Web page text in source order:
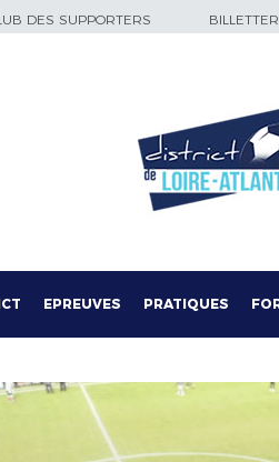
DES SUPPORTERS
EPREUVES PRATIQUES